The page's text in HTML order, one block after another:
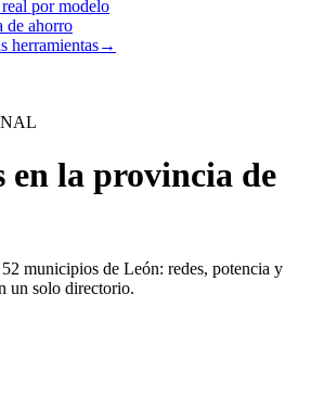
por modelo
de ahorro
herramientas→
en la provincia de
municipios de León: redes, potencia y
un solo directorio.